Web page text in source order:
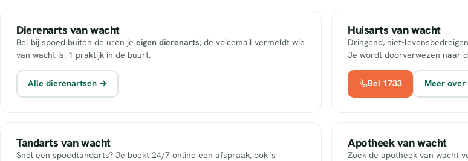
Dierenarts van wacht
Bel bij spoed buiten de uren je eigen dierenarts; de voicemail vermeldt wie
van wacht is. 1 praktijk in de buurt.
Alle dierenartsen →
Huisarts van wacht
Dringend, niet-
Je wordt doorverwezen naar
Bel 1733 Meer
Tandarts van wacht
Snel een spoedtandarts? Je boekt 24/7 online een afspraak, ook 's
Apotheek van wacht
Zoek de apotheek van wacht